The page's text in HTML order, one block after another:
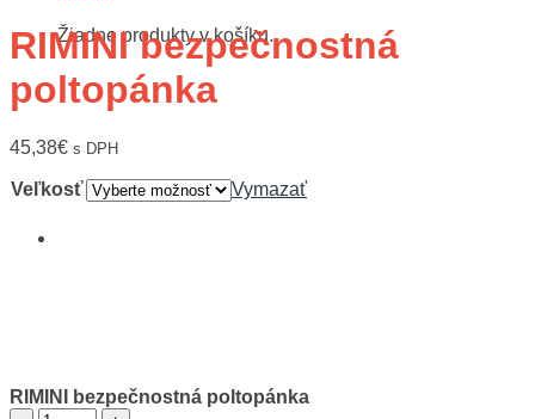
Žiadne produkty v košíku.
RIMINI bezpečnostná
poltopánka
45,38€ s DPH
Veľkosť Vymazať
RIMINI bezpečnostná poltopánka